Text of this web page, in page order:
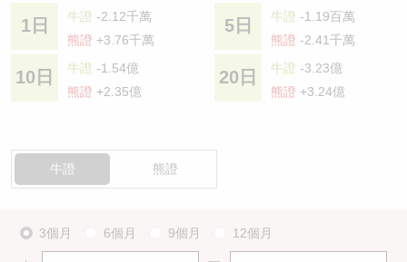
1日 牛證 -2.12千萬
熊證 +3.76千萬
5日 牛證 -1.19百萬
熊證 -2.41千萬
10日 牛證 -1.54億
熊證 +2.35億
20日 牛證 -3.23億
熊證 +3.24億
牛證 熊證
3個月 6個月 9個月 12個月